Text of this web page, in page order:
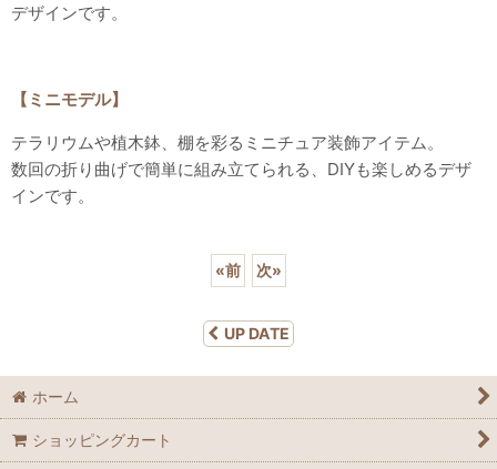
デザインです。
【ミニモデル】
テラリウムや植木鉢、棚を彩るミニチュア装飾アイテム。
数回の折り曲げで簡単に組み立てられる、DIYも楽しめるデザ
インです。
«前 次»
UP DATE
ホーム
ショッピングカート